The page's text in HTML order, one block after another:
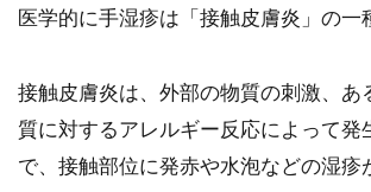
医学的に手湿疹は「接触皮膚炎」の一
接触皮膚炎は、外部の物質の刺激、あ
質に対するアレルギー反応によって発
で、接触部位に発赤や水泡などの湿疹